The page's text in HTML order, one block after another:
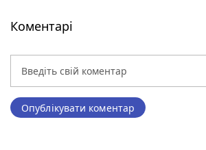
Коментарі
Опублікувати коментар